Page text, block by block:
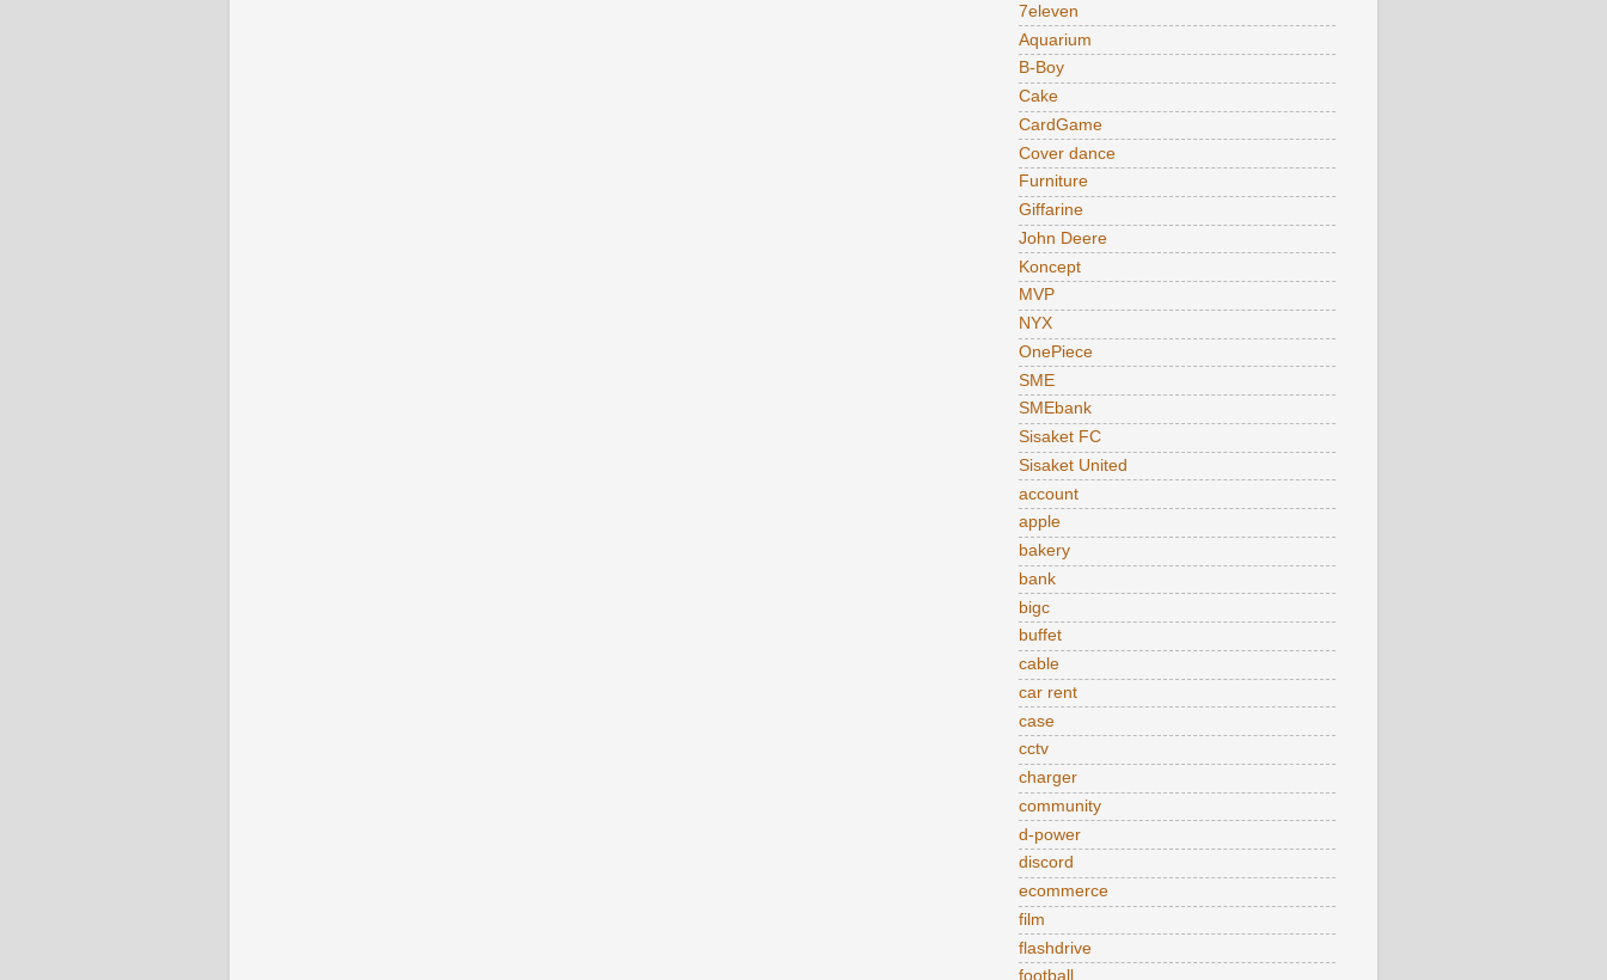
7eleven
Aquarium
B-Boy
Cake
CardGame
Cover dance
Furniture
Giffarine
John Deere
Koncept
MVP
NYX
OnePiece
SME
SMEbank
Sisaket FC
Sisaket United
account
apple
bakery
bank
bigc
buffet
cable
car rent
case
cctv
charger
community
d-power
discord
ecommerce
film
flashdrive
football